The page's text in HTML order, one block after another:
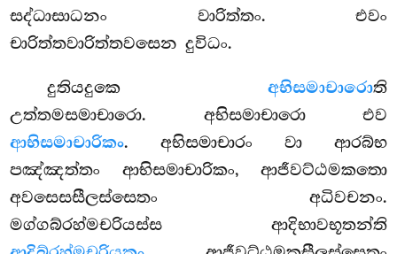
සද්ධාසාධනං වාරිත්තං. එවං
චාරිත්තවාරිත්තවසෙන දුවිධං.
දුතියදුකෙ අභිසමාචාරොති
උත්තමසමාචාරො. අභිසමාචාරො එව
ආභිසමාචාරිකං. අභිසමාචාරං වා ආරබ්භ
පඤ්ඤත්තං ආභිසමාචාරිකං, ආජීවට්ඨමකතො
අවසෙසසීලස්සෙතං අධිවචනං.
මග්ගබ්රහ්මචරියස්ස ආදිභාවභූතන්ති